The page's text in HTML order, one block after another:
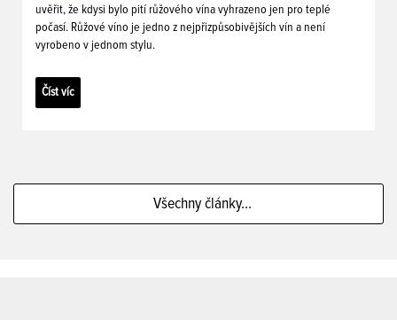
uvěřit, že kdysi bylo pití růžového vína vyhrazeno jen pro teplé
počasí. Růžové víno je jedno z nejpřizpůsobivějších vín a není
vyrobeno v jednom stylu.
Číst víc
Všechny články...